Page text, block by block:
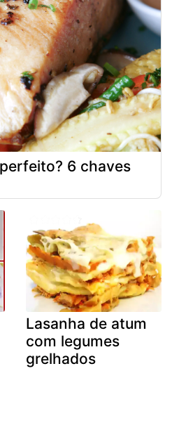
6 chaves
Lasanha de atum
com legumes
grelhados